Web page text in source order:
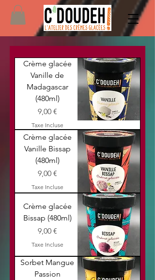
Crème glacée
Vanille de
Madagascar
(480ml)
Prix
9,00 €
Taxe Incluse
Crème glacée
Vanille Bissap
(480ml)
Prix
9,00 €
Taxe Incluse
Crème glacée
Bissap (480ml)
Prix
9,00 €
Taxe Incluse
Sorbet Mangue
Passion